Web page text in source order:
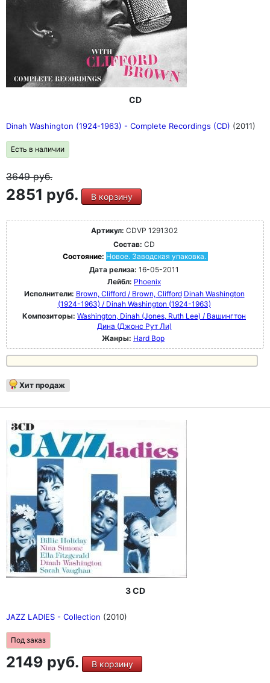
CD
Dinah Washington (1924-1963) - Complete Recordings (CD) (2011)
Есть в наличии
3649руб.
2851 руб. В корзину
Артикул: CDVP 1291302
Состав: CD
Состояние: Новое. Заводская упаковка.
Дата релиза: 16-05-2011
Лейбл: Phoenix
Исполнители: Brown, Clifford / Brown, Clifford Dinah Washington
(1924-1963) / Dinah Washington (1924-1963)
Композиторы: Washington, Dinah (Jones, Ruth Lee) / Вашингтон
Дина (Джонс Рут Ли)
Жанры: Hard Bop
Хит продаж
3 CD
JAZZ LADIES - Collection (2010)
Под заказ
2149 руб. В корзину